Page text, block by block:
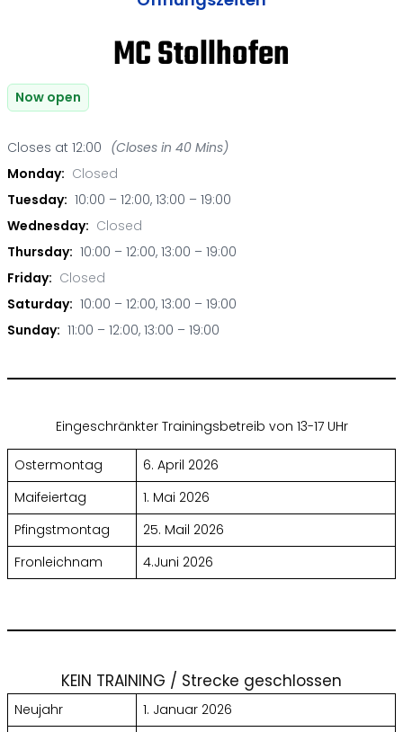
MC Stollhofen
Now open
Closes at 12:00 (Closes in 40 Mins)
Monday: Closed
Tuesday: 10:00 – 12:00, 13:00 – 19:00
Wednesday: Closed
Thursday: 10:00 – 12:00, 13:00 – 19:00
Friday: Closed
Saturday: 10:00 – 12:00, 13:00 – 19:00
Sunday: 11:00 – 12:00, 13:00 – 19:00
Eingeschränkter Trainingsbetreib von 13-17 UHr
Ostermontag
6. April 2026
Maifeiertag
1. Mai 2026
Pfingstmontag
25. Mail 2026
Fronleichnam
4.Juni 2026
KEIN TRAINING / Strecke geschlossen
Neujahr
1. Januar 2026